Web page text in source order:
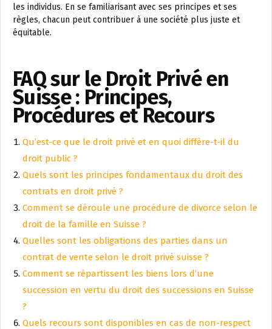
les individus. En se familiarisant avec ses principes et ses
règles, chacun peut contribuer à une société plus juste et
équitable.
FAQ sur le Droit Privé en
Suisse : Principes,
Procédures et Recours
Qu’est-ce que le droit privé et en quoi diffère-t-il du
droit public ?
Quels sont les principes fondamentaux du droit des
contrats en droit privé ?
Comment se déroule une procédure de divorce selon le
droit de la famille en Suisse ?
Quelles sont les obligations des parties dans un
contrat de vente selon le droit privé suisse ?
Comment se répartissent les biens lors d’une
succession en vertu du droit des successions en Suisse
?
Quels recours sont disponibles en cas de non-respect